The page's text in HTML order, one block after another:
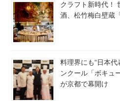
クラフト新時代！
酒、松竹梅白壁蔵
料理界にも“日本代
ンクール「ボキュ
が京都で幕開け